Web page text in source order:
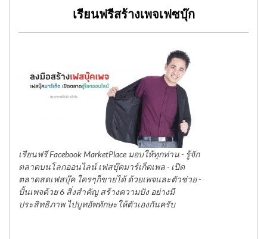
เรียนฟรีสร้างเพจเฟซบุ๊ก
เรียนฟรี Facebook MarketPlace มอบให้ทุกท่าน - รู้จัก
ตลาดบนโลกออนไลน์ เฟสบุ๊คมาร์เก็ตเพล - เปิด
ตลาดสดเฟสบุ๊ค ใครๆก็ขายได้ ด้วยเพจและตัวช่วย -
ปั้นเพจด้วย 6 สิ่งสำคัญ สร้างความปัง อย่างมี
ประสิทธิภาพ ไปบูทอัพทักษะให้ตัวเองกันครับ